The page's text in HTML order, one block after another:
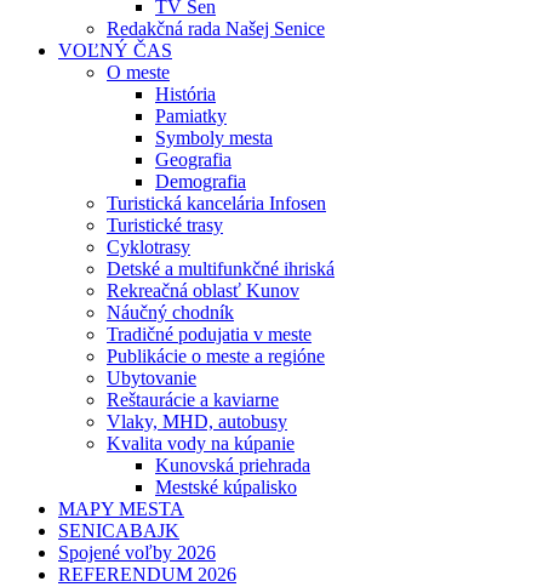
TV Sen
Redakčná rada Našej Senice
VOĽNÝ ČAS
O meste
História
Pamiatky
Symboly mesta
Geografia
Demografia
Turistická kancelária Infosen
Turistické trasy
Cyklotrasy
Detské a multifunkčné ihriská
Rekreačná oblasť Kunov
Náučný chodník
Tradičné podujatia v meste
Publikácie o meste a regióne
Ubytovanie
Reštaurácie a kaviarne
Vlaky, MHD, autobusy
Kvalita vody na kúpanie
Kunovská priehrada
Mestské kúpalisko
MAPY MESTA
SENICABAJK
Spojené voľby 2026
REFERENDUM 2026